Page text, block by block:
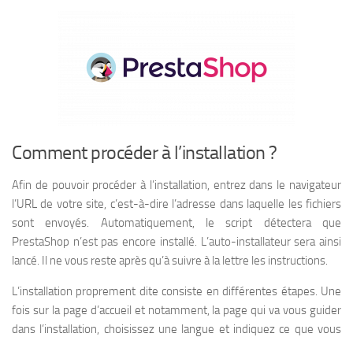
Comment procéder à l’installation ?
Afin de pouvoir procéder à l’installation, entrez dans le navigateur
l’URL de votre site, c’est-à-dire l’adresse dans laquelle les fichiers
sont envoyés. Automatiquement, le script détectera que
PrestaShop n’est pas encore installé. L’auto-installateur sera ainsi
lancé. Il ne vous reste après qu’à suivre à la lettre les instructions.
L’installation proprement dite consiste en différentes étapes. Une
fois sur la page d’accueil et notamment, la page qui va vous guider
dans l’installation, choisissez une langue et indiquez ce que vous